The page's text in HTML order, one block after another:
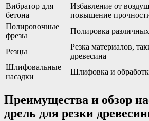
Вибратор для
бетона
Избавление от
повышение
Полировочные
фрезы
Полировка
Резцы
Резка материалов,
древесина
Шлифовальные
насадки
Шлифовка и
Преимущества и обзор
дрель для резки